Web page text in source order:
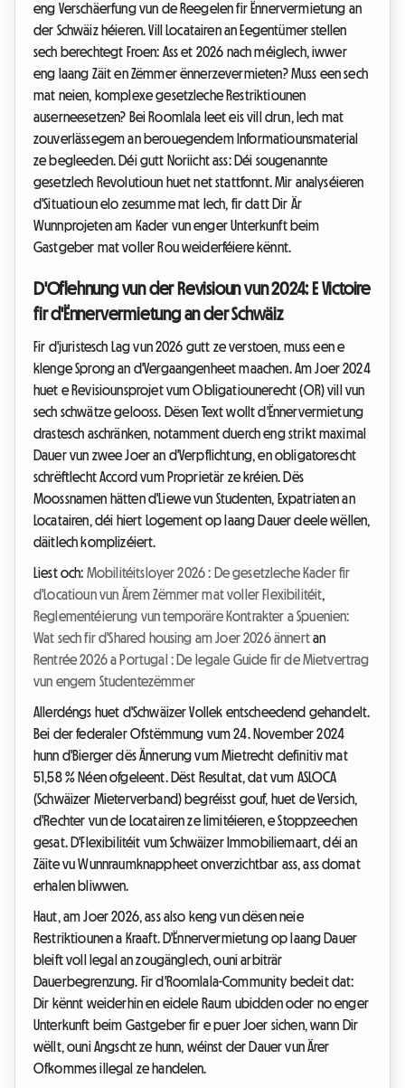
eng Verschäerfung vun de Reegelen fir Ënnervermietung an
der Schwäiz héieren. Vill Locatairen an Eegentümer stellen
sech berechtegt Froen: Ass et 2026 nach méiglech, iwwer
eng laang Zäit en Zëmmer ënnerzevermieten? Muss een sech
mat neien, komplexe gesetzleche Restriktiounen
auserneesetzen? Bei Roomlala leet eis vill drun, Iech mat
zouverlässegem an berouegendem Informatiounsmaterial
ze begleeden. Déi gutt Noriicht ass: Déi sougenannte
gesetzlech Revolutioun huet net stattfonnt. Mir analyséieren
d'Situatioun elo zesumme mat Iech, fir datt Dir Är
Wunnprojeten am Kader vun enger Unterkunft beim
Gastgeber mat voller Rou weiderféiere kënnt.
D'Oflehnung vun der Revisioun vun 2024: E Victoire
fir d'Ënnervermietung an der Schwäiz
Fir d'juristesch Lag vun 2026 gutt ze verstoen, muss een e
klenge Sprong an d'Vergaangenheet maachen. Am Joer 2024
huet e Revisiounsprojet vum Obligatiounerecht (OR) vill vun
sech schwätze gelooss. Dësen Text wollt d'Ënnervermietung
drastesch aschränken, notamment duerch eng strikt maximal
Dauer vun zwee Joer an d'Verpflichtung, en obligatorescht
schrëftlecht Accord vum Proprietär ze kréien. Dës
Moossnamen hätten d'Liewe vun Studenten, Expatriaten an
Locatairen, déi hiert Logement op laang Dauer deele wëllen,
däitlech komplizéiert.
Liest och: Mobilitéitsloyer 2026 : De gesetzleche Kader fir
d'Locatioun vun Ärem Zëmmer mat voller Flexibilitéit,
Reglementéierung vun temporäre Kontrakter a Spuenien:
Wat sech fir d'Shared housing am Joer 2026 ännertan
Rentrée 2026 a Portugal : De legale Guide fir de Mietvertrag
vun engem Studentezëmmer
Allerdéngs huet d'Schwäizer Vollek entscheedend gehandelt.
Bei der federaler Ofstëmmung vum 24. November 2024
hunn d'Bierger dës Ännerung vum Mietrecht definitiv mat
51,58 % Néen ofgeleent. Dëst Resultat, dat vum ASLOCA
(Schwäizer Mieterverband) begréisst gouf, huet de Versich,
d'Rechter vun de Locatairen ze limitéieren, e Stoppzeechen
gesat. D'Flexibilitéit vum Schwäizer Immobiliemaart, déi an
Zäite vu Wunnraumknappheet onverzichtbar ass, ass domat
erhalen bliwwen.
Haut, am Joer 2026, ass also keng vun dësen neie
Restriktiounen a Kraaft. D'Ënnervermietung op laang Dauer
bleift voll legal an zougänglech, ouni arbiträr
Dauerbegrenzung. Fir d'Roomlala-Community bedeit dat:
Dir kënnt weiderhin en eidele Raum ubidden oder no enger
Unterkunft beim Gastgeber fir e puer Joer sichen, wann Dir
wëllt, ouni Angscht ze hunn, wéinst der Dauer vun Ärer
Ofkommes illegal ze handelen.